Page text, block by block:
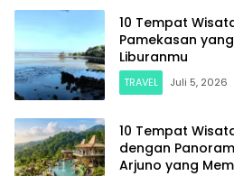
10 Tempat
Pamekasan
Liburanmu
TRAVEL Juli 5, 2026
10 Tempat
dengan
Arjuno yang